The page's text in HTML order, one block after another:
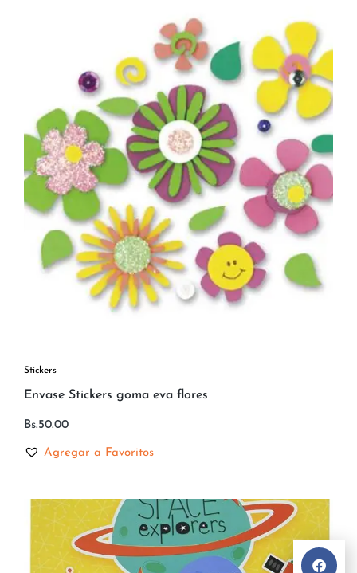
Stickers
Envase Stickers goma eva flores
Bs.50.00
Agregar a Favoritos